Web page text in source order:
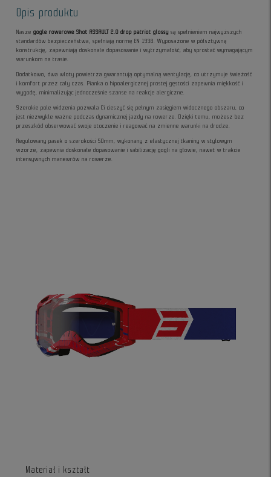
Opis produktu
Naszegogle rowerowe Shot ASSAULT 2.0 drop patriot glossy są spełnieniem najwyższych
standardów bezpieczeństwa, spełniają normę EN 1938. Wyposażone w półsztywną
konstrukcję, zapewniają doskonałe dopasowanie i wytrzymałość, aby sprostać wymagającym
warunkom na trasie.
Dodatkowo, dwa wloty powietrza gwarantują optymalną wentylację, co utrzymuje świeżość
i komfort przez cały czas. Pianka o hipoalergicznej prostej gęstości zapewnia miękkość i
wygodę, minimalizując jednocześnie szanse na reakcje alergiczne.
Szerokie pole widzenia pozwala Ci cieszyć się pełnym zasięgiem widocznego obszaru, co
jest niezwykle ważne podczas dynamicznej jazdy na rowerze. Dzięki temu, możesz bez
przeszkód obserwować swoje otoczenie i reagować na zmienne warunki na drodze.
Regulowany pasek o szerokości 50mm, wykonany z elastycznej tkaniny w stylowym
wzorze, zapewnia doskonałe dopasowanie i sabilizację gogli na głowie, nawet w trakcie
intensywnych manewrów na rowerze.
Materiał i kształt